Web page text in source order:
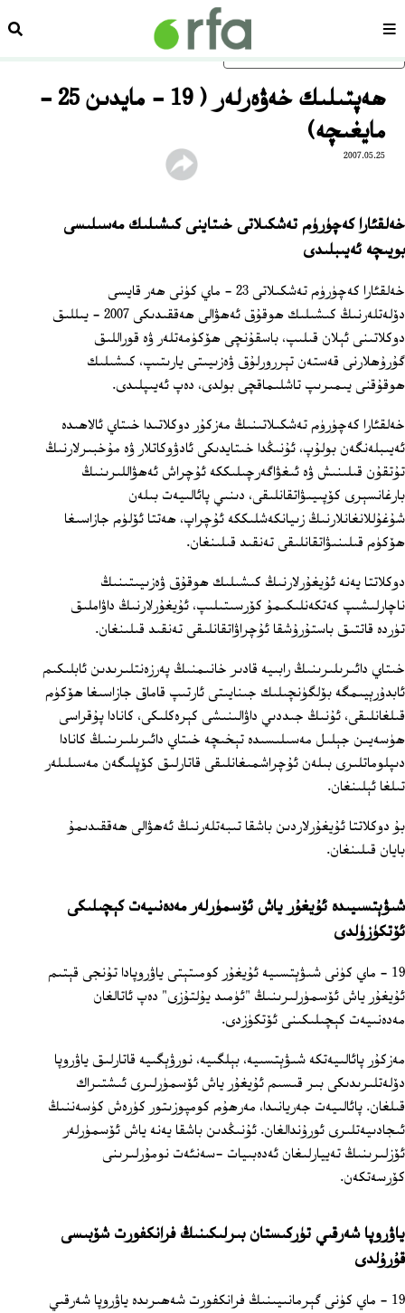
ئاساسلىق مەزمۇنغا ئاتلاڭسەھىپە
ھەپتىلىك خەۋەرلەر ( 19 - مايدىن 25 -
مايغىچە)
2007.05.25
خەلقئارا كەچۈرۈم تەشكىلاتى خىتاينى كىشىلىك مەسىلىسى
بويىچە ئەيىبلىدى
خەلقئارا كەچۈرۈم تەشكىلاتى 23 - ماي كۈنى ھەر قايسى
دۆلەتلەرنىڭ كىشىلىك ھوقۇق ئەھۋالى ھەققىدىكى 2007 - يىللىق
دوكلاتىنى ئېلان قىلىپ، باسقۇنچى ھۆكۈمەتلەر ۋە قوراللىق
گۇرۇھلارنى قەستەن تېررورلۇق ۋەزىيىتى يارىتىپ، كىشىلىك
ھوقۇقنى يىمىرىپ تاشلىماقچى بولدى، دەپ ئەيىپلىدى.
خەلقئارا كەچۈرۈم تەشكىلاتىنىڭ مەزكۇر دوكلاتىدا خىتاي ئالاھىدە
ئەيىبلەنگەن بولۇپ، ئۇنىڭدا خىتايدىكى ئادۋوكاتلار ۋە مۇخبىرلارنىڭ
تۇتقۇن قىلىنىش ۋە ئىغۋاگەرچىلىككە ئۇچراش ئەھۋاللىرىنىڭ
بارغانسېرى كۆپىيىۋاتقانلىقى، دىنىي پائالىيەت بىلەن
شۇغۇللانغانلارنىڭ زىيانكەشلىككە ئۇچراپ، ھەتتا ئۆلۈم جازاسىغا
ھۆكۈم قىلىنىۋاتقانلىقى تەنقىد قىلىنغان.
دوكلاتتا يەنە ئۇيغۇرلارنىڭ كىشىلىك ھوقۇق ۋەزىيىتىنىڭ
ناچارلىشىپ كەتكەنلىكىمۇ كۆرسىتىلىپ، ئۇيغۇرلارنىڭ داۋاملىق
تۈردە قاتتىق باستۇرۇشقا ئۇچراۋاتقانلىقى تەنقىد قىلىنغان.
خىتاي دائىرىلىرىنىڭ رابىيە قادىر خانىمنىڭ پەرزەنتلىرىدىن ئابلىكىم
ئابدۇرېيىمگە بۆلگۈنچىلىك جىنايىتى ئارتىپ قاماق جازاسىغا ھۆكۈم
قىلغانلىقى، ئۇنىڭ جىددىي داۋالىنىشى كېرەكلىكى، كانادا پۇقراسى
ھۈسەيىن جېلىل مەسىلىسىدە تېخىچە خىتاي دائىرىلىرىنىڭ كانادا
دىپلوماتلىرى بىلەن ئۇچراشمىغانلىقى قاتارلىق كۆپلىگەن مەسىلىلەر
تىلغا ئېلىنغان.
بۇ دوكلاتتا ئۇيغۇرلاردىن باشقا تىبەتلەرنىڭ ئەھۋالى ھەققىدىمۇ
بايان قىلىنغان.
شىۋېتسىيىدە ئۇيغۇر ياش ئۆسمۈرلەر مەدەنىيەت كېچىلىكى
ئۆتكۈزۈلدى
19 - ماي كۈنى شىۋېتسىيە ئۇيغۇر كومىتېتى ياۋروپادا تۇنجى قېتىم
ئۇيغۇر ياش ئۆسمۈرلىرىنىڭ "ئۈمىد يۇلتۇزى" دەپ ئاتالغان
مەدەنىيەت كېچىلىكىنى ئۆتكۈزدى.
مەزكۇر پائالىيەتكە شىۋېتسىيە، بېلگىيە، نورۋېگىيە قاتارلىق ياۋروپا
دۆلەتلىرىدىكى بىر قىسىم ئۇيغۇر ياش ئۆسمۈرلىرى ئىشتىراك
قىلغان. پائالىيەت جەريانىدا، مەرھۇم كومپوزىتور كۈرەش كۈسەننىڭ
ئىجادىيەتلىرى ئورۇندالغان. ئۇنىڭدىن باشقا يەنە ياش ئۆسمۈرلەر
ئۆزلىرىنىڭ تەييارلىغان ئەدەبىيات -سەنئەت نومۇرلىرىنى
كۆرسەتكەن.
ياۋروپا شەرقىي تۈركىستان بىرلىكىنىڭ فرانكفورت شۆبىسى
قۇرۇلدى
19 - ماي كۈنى گېرمانىيىنىڭ فرانكفورت شەھىرىدە ياۋروپا شەرقىي